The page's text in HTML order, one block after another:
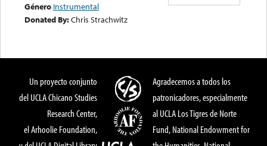
Género Instrumental
Donated By:Chris Strachwitz
Un proyecto conjunto
del UCLA Chicano Studies
Research Center,
el Arhoolie Foundation,
Agradecemos a todos los
patronicadores, especialmente
al UCLA Los Tigres de Norte
Fund, National Endowment for